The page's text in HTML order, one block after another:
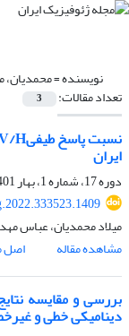
نویسنده =محمدیان،
تعداد مقالات: 3
ایران
دوره 17، شماره 1، بهار 1401، صفحه
میلاد محمدیان، عباس
مشاهده مقاله
اصل
بررسی و مقایسه
دینامیکی خطی و